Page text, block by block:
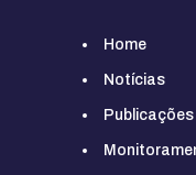
Home
Notícias
Publicações